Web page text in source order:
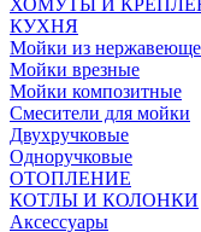
ХОМУТЫ И
КУХНЯ
Мойки из
Мойки врезные
Мойки композитные
Смесители для мойки
Двухручковые
Одноручковые
ОТОПЛЕНИЕ
КОТЛЫ И КОЛОНКИ
Аксессуары